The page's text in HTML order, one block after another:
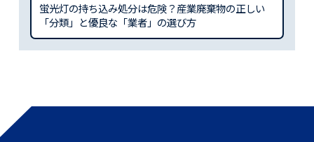
蛍光灯の持ち込み処分は危険？産業廃棄物の正しい
「分類」と優良な「業者」の選び方